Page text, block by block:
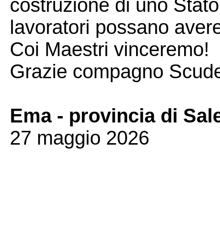
costruzione di uno
lavoratori possano
Coi Maestri vinceremo!
Grazie compagno
Ema - provincia di
27 maggio 2026